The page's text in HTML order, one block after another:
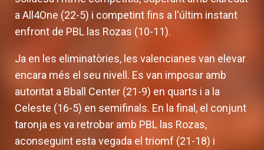
a All4One (22-5) i competint fins a l'últim instant
enfront de PBL las Rozas (10-11).
Ja en les eliminatòries, les valencianes van elevar
encara més el seu nivell. Es van imposar amb
autoritat a Bball Center (21-9) en quarts i a la
Celeste (16-5) en semifinals. En la final, el conjunt
taronja es va retrobar amb PBL las Rozas,
aconseguint esta vegada el triomf (21-18) i